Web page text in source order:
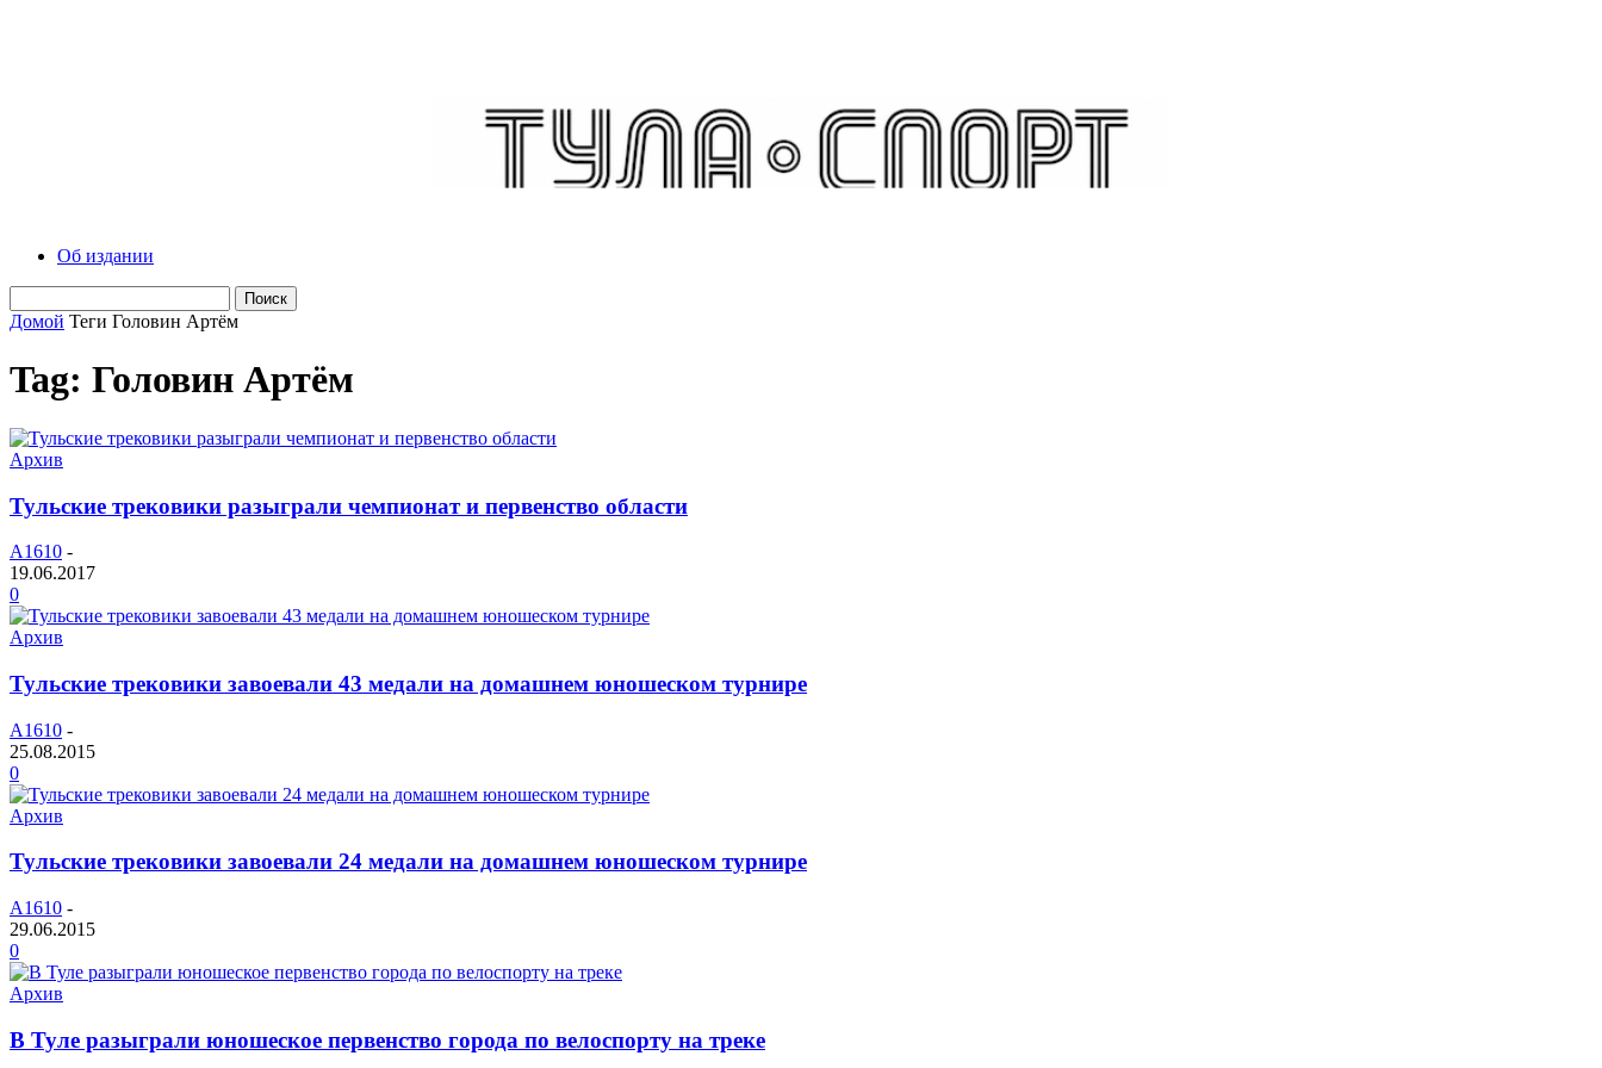
Об издании
Домой Теги Головин Артём
Tag: Головин Артём
Архив
Тульские трековики разыграли чемпионат и первенство области
A1610 -
19.06.2017
0
Архив
Тульские трековики завоевали 43 медали на домашнем юношеском турнире
A1610 -
25.08.2015
0
Архив
Тульские трековики завоевали 24 медали на домашнем юношеском турнире
A1610 -
29.06.2015
0
Архив
В Туле разыграли юношеское первенство города по велоспорту на треке